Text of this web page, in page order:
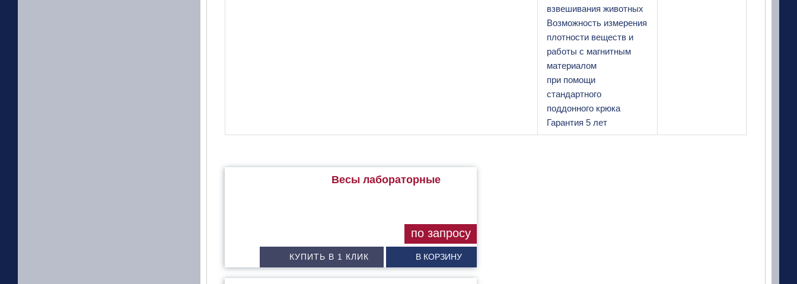
взвешивания животных
Возможность измерения
плотности веществ и
работы с магнитным
материалом
при помощи
стандартного
поддонного крюка
Гарантия 5 лет
Весы лабораторные
КУПИТЬ В 1 КЛИК В КОРЗИНУ
по запросу